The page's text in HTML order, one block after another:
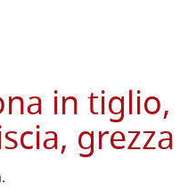
in tiglio,
grezza